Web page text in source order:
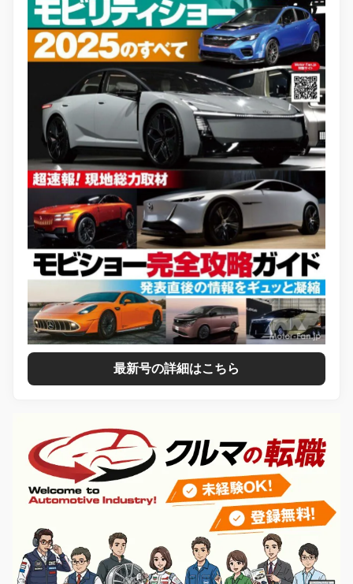
最新号の詳細はこちら